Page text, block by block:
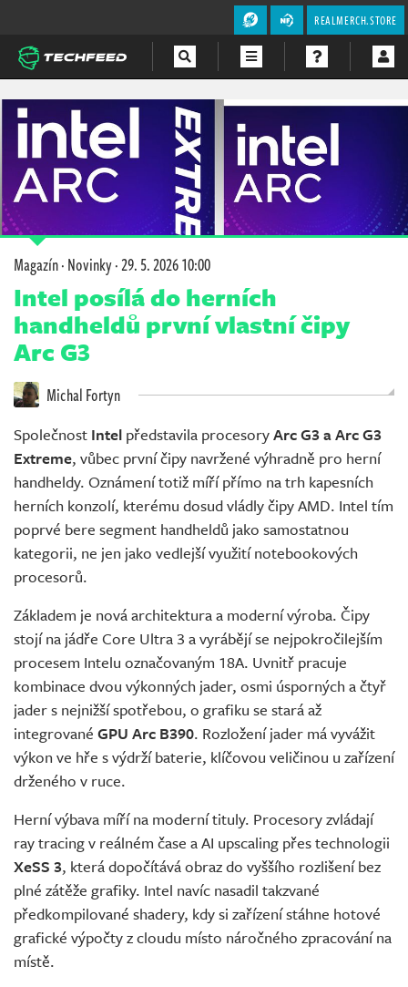
REALMERCH.STORE
Magazín
Videa
Soutěže
Magazín·Novinky·29. 5. 2026 10:00
Intel posílá do herních
handheldů první vlastní čipy
Arc G3
Michal Fortyn
Společnost Intel představila procesoryArc G3 a Arc G3
Extreme, vůbec první čipy navržené výhradně pro herní
handheldy. Oznámení totiž míří přímo na trh kapesních
herních konzolí, kterému dosud vládly čipy AMD. Intel tím
poprvé bere segment handheldů jako samostatnou
kategorii, ne jen jako vedlejší využití notebookových
procesorů.
Základem je nová architektura a moderní výroba. Čipy
stojí na jádře Core Ultra 3 a vyrábějí se nejpokročilejším
procesem Intelu označovaným 18A. Uvnitř pracuje
kombinace dvou výkonných jader, osmi úsporných a čtyř
jader s nejnižší spotřebou, o grafiku se stará až
integrované GPU Arc B390. Rozložení jader má vyvážit
výkon ve hře s výdrží baterie, klíčovou veličinou u zařízení
drženého v ruce.
Herní výbava míří na moderní tituly. Procesory zvládají
ray tracing v reálném čase a AI upscaling přes technologii
XeSS 3, která dopočítává obraz do vyššího rozlišení bez
plné zátěže grafiky. Intel navíc nasadil takzvané
předkompilované shadery, kdy si zařízení stáhne hotové
grafické výpočty z cloudu místo náročného zpracování na
místě.